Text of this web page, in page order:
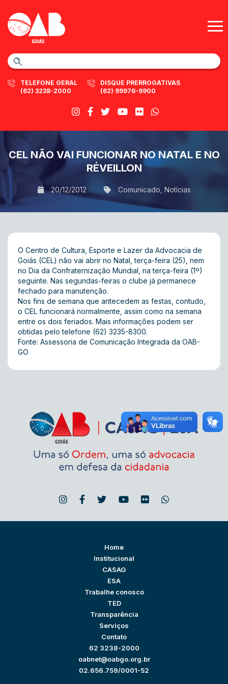
TELEFONE GERAL
(62) 3238-2000
DISQUE PRERROGATIVAS
(62) 99976-9900
CEL NÃO VAI FUNCIONAR NO NATAL E NO
RÉVEILLON
20/12/2012 Comunicado Notícias
O Centro de Cultura, Esporte e Lazer da Advocacia de
Goiás (CEL) não vai abrir no Natal, terça-feira (25), nem
no Dia da Confraternização Mundial, na terça-feira (1º)
seguinte. Nas segundas-feiras o clube já permanece
fechado para manutenção.
Nos fins de semana que antecedem as festas, contudo,
o CEL funcionará normalmente, assim como na semana
entre os dois feriados. Mais informações podem ser
obtidas pelo telefone (62) 3235-8300.
Fonte: Assessoria de Comunicação Integrada da OAB-
GO
Home
Institucional
CASAG
ESA
Trabalhe conosco
TED
Transparência
Serviços
Contato
62 3238-2000
oabnet@oabgo.org.br
02.656.759/0001-52